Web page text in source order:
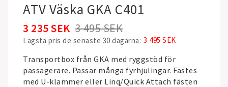
ATV Väska GKA C401
3 495 SEK
3 235 SEK
Lägsta pris de senaste 30 dagarna 3 495 SEK
Transportbox från GKA med ryggstöd för
passagerare. Passar många fyrhjulingar. Fästes
med U-klammer eller Linq/Quick Attach fästen